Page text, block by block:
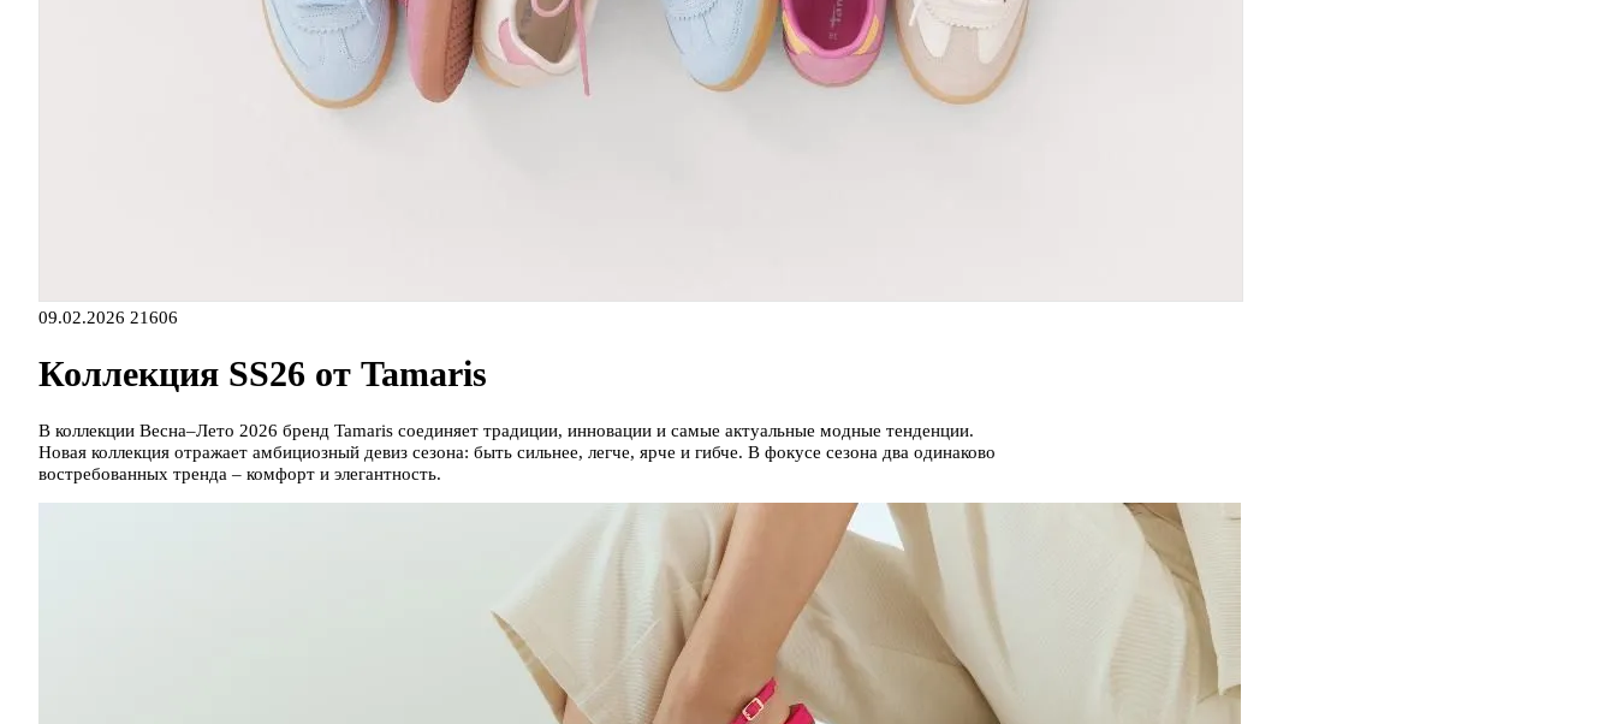
09.02.2026 21606
Коллекция SS26 от Tamaris
В коллекции Весна–Лето 2026 бренд Tamaris соединяет традиции, инновации и самые актуальные модные тенденции.
Новая коллекция отражает амбициозный девиз сезона: быть сильнее, легче, ярче и гибче. В фокусе сезона два одинаково
востребованных тренда – комфорт и элегантность.